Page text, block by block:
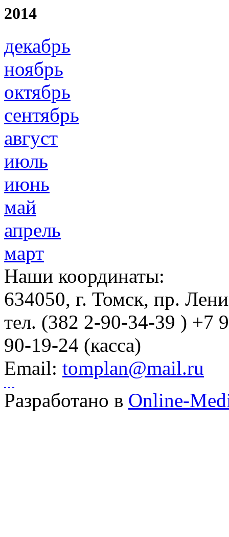
2014
декабрь
ноябрь
октябрь
сентябрь
август
июль
июнь
май
апрель
март
Наши координаты:
634050, г. Томск, пр.
тел. (382 2-90-34-39 ) +7
90-19-24 (касса)
Email: tomplan@mail.ru
Разработано в Online-